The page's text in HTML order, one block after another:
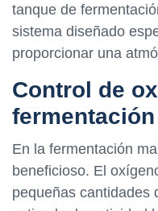
tanque de
sistema diseñado
proporcionar una
Control de
En la fermentación
beneficioso. El
pequeñas cantidades